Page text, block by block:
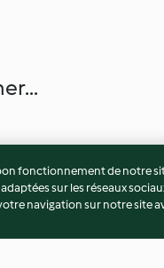
fonctionnement de notre
sur les réseaux
navigation sur notre site